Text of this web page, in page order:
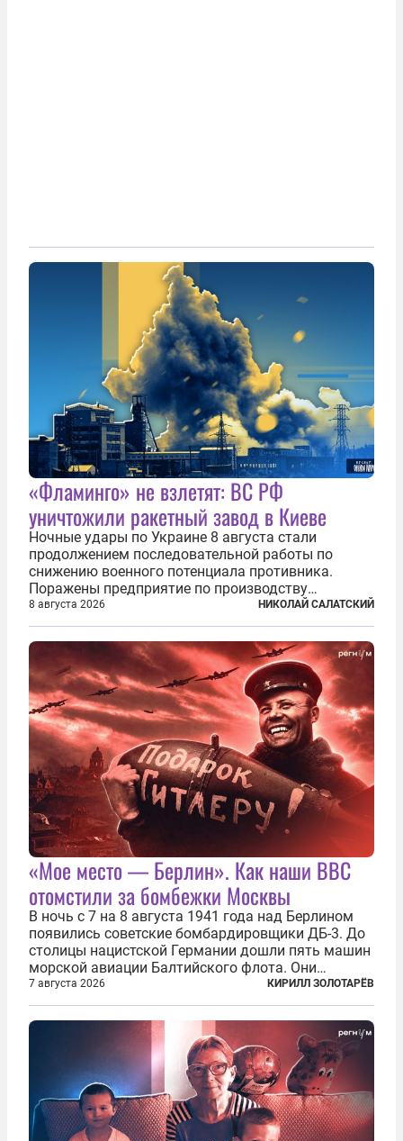
«Фламинго» не взлетят: ВС РФ
уничтожили ракетный завод в Киеве
Ночные удары по Украине 8 августа стали
продолжением последовательной работы по
снижению военного потенциала противника.
Поражены предприятие по производству
крылатых ракет, крупный склад топлива и два
сухогруза с военными грузами. Дополнительно
нанесены удары по объектам в ряде городов. В
Киеве...
8 августа 2026 НИКОЛАЙ САЛАТСКИЙ
«Мое место — Берлин». Как наши ВВС
отомстили за бомбежки Москвы
В ночь с 7 на 8 августа 1941 года над Берлином
появились советские бомбардировщики ДБ-3. До
столицы нацистской Германии дошли пять машин
морской авиации Балтийского флота. Они
сбросили бомбы на город, который в тот момент
жил в полной уверенности, что война идет где-то
далеко на востоке, Красная...
7 августа 2026 КИРИЛЛ ЗОЛОТАРЁВ